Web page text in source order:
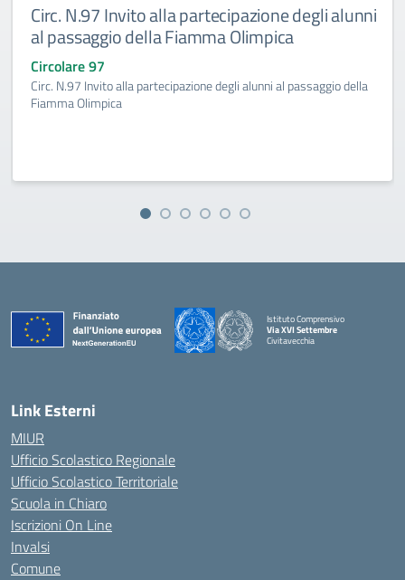
Circ. N.97 Invito alla partecipazione degli alunni
al passaggio della Fiamma Olimpica
Circolare 97
Circ. N.97 Invito alla partecipazione degli alunni al passaggio della
Fiamma Olimpica
Istituto Comprensivo
Via XVI Settembre
Civitavecchia
Link Esterni
MIUR
Ufficio Scolastico Regionale
Ufficio Scolastico Territoriale
Scuola in Chiaro
Iscrizioni On Line
Invalsi
Comune